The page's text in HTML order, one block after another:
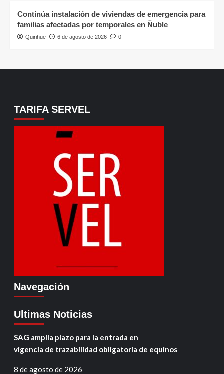
Continúa instalación de viviendas de emergencia para
familias afectadas por temporales en Ñuble
Quirihue 6 de agosto de 2026 0
TARIFA SERVEL
Navegación
Ultimas Noticias
SAG amplía plazo para la entrada en
vigencia de trazabilidad obligatoria de equinos
8 de agosto de 2026